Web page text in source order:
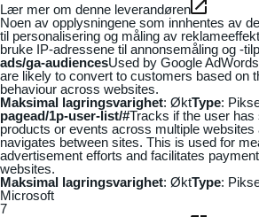
Lær mer om denne leverandøren
Noen av opplysningene som innhentes av
til personalisering og måling av
bruke IP-adressene til annonsemåling og -
ads/ga-audiencesUsed by Google
are likely to convert to customers based on
behaviour across websites.
Maksimal lagringsvarighet: ØktType:
pagead/1p-user-list/#Tracks if the user
products or events across multiple
navigates between sites. This is used for
advertisement efforts and facilitates
websites.
Maksimal lagringsvarighet: ØktType:
Microsoft
7